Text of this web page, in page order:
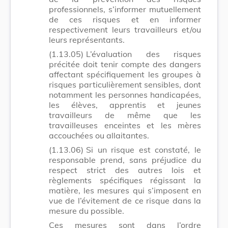
professionnels, s’informer mutuellement
de ces risques et en informer
respectivement leurs travailleurs et/ou
leurs représentants.
(1.13.05) L’évaluation des risques
précitée doit tenir compte des dangers
affectant spécifiquement les groupes à
risques particulièrement sensibles, dont
notamment les personnes handicapées,
les élèves, apprentis et jeunes
travailleurs de même que les
travailleuses enceintes et les mères
accouchées ou allaitantes.
(1.13.06) Si un risque est constaté, le
responsable prend, sans préjudice du
respect strict des autres lois et
règlements spécifiques régissant la
matière, les mesures qui s’imposent en
vue de l’évitement de ce risque dans la
mesure du possible.
Ces mesures sont dans l’ordre